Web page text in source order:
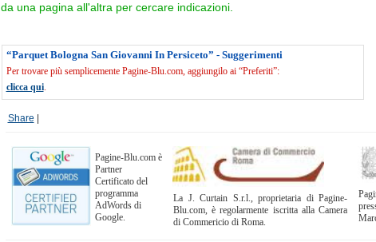
da una pagina all'altra per cercare indicazioni.
“Parquet Bologna San Giovanni In Persiceto” - Suggerimenti
Per trovare più semplicemente Pagine-Blu.com, aggiungilo ai “Preferiti”:
clicca qui.
Share
Pagine-Blu.com è
Partner
Certificato del
programma
AdWords di
Google.
La J. Curtain S.r.l., proprietaria di Pagine-
Blu.com, è regolarmente iscritta alla Camera
di Commericio di Roma.